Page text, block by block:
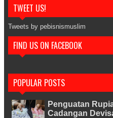
TWEET US!
Tweets by pebisnismuslim
FIND US ON FACEBOOK
POPULAR POSTS
Penguatan
Cadangan